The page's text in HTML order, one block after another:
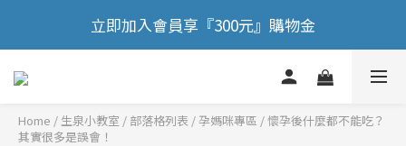
🎉 歡慶88節，滿額送膠原蛋白正貨！！
立即加入會員享『300元』購物金
🎉 歡慶88節，滿額送膠原蛋白正貨！！
Home / 部落格列表 /孕媽咪專區 /懷孕後什麼都不能吃？
其實很多是誤會！